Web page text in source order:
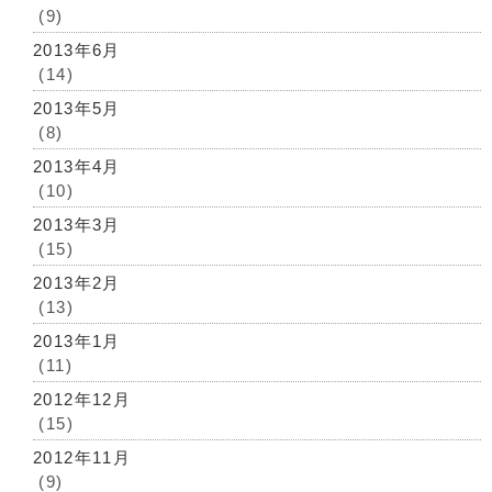
(9)
2013年6月
(14)
2013年5月
(8)
2013年4月
(10)
2013年3月
(15)
2013年2月
(13)
2013年1月
(11)
2012年12月
(15)
2012年11月
(9)